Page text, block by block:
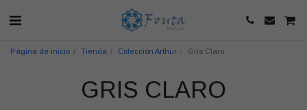
Página de inicio Tienda Colección Arthur Gris Claro
GRIS CLARO